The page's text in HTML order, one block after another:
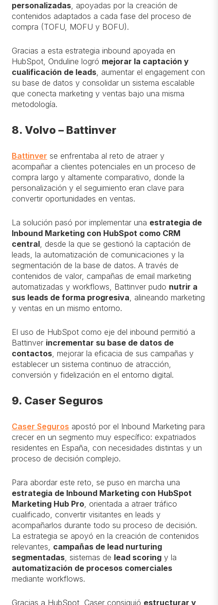
personalizadas, apoyadas por la creación de
contenidos adaptados a cada fase del proceso de
compra (TOFU, MOFU y BOFU).
Gracias a esta estrategia inbound apoyada en
HubSpot, Onduline logró mejorar la captación y
cualificación de leads, aumentar el engagement con
su base de datos y consolidar un sistema escalable
que conecta marketing y ventas bajo una misma
metodología.
8. Volvo – Battinver
Battinver se enfrentaba al reto de atraer y
acompañar a clientes potenciales en un proceso de
compra largo y altamente comparativo, donde la
personalización y el seguimiento eran clave para
convertir oportunidades en ventas.
La solución pasó por implementar una estrategia de
Inbound Marketing con HubSpot como CRM
central, desde la que se gestionó la captación de
leads, la automatización de comunicaciones y la
segmentación de la base de datos. A través de
contenidos de valor, campañas de email marketing
automatizadas y workflows, Battinver pudo nutrir a
sus leads de forma progresiva, alineando marketing
y ventas en un mismo entorno.
El uso de HubSpot como eje del inbound permitió a
Battinver incrementar su base de datos de
contactos, mejorar la eficacia de sus campañas y
establecer un sistema continuo de atracción,
conversión y fidelización en el entorno digital.
9. Caser Seguros
Caser Seguros apostó por el Inbound Marketing para
crecer en un segmento muy específico: expatriados
residentes en España, con necesidades distintas y un
proceso de decisión complejo.
Para abordar este reto, se puso en marcha una
estrategia de Inbound Marketing con HubSpot
Marketing Hub Pro, orientada a atraer tráfico
cualificado, convertir visitantes en leads y
acompañarlos durante todo su proceso de decisión.
La estrategia se apoyó en la creación de contenidos
relevantes, campañas de lead nurturing
segmentadas, sistemas de lead scoring y la
automatización de procesos comerciales
mediante workflows.
Gracias a HubSpot, Caser consiguió estructurar y